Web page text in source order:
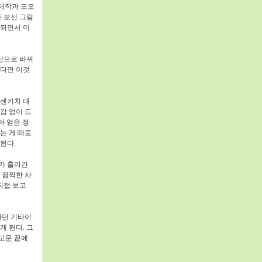
작과 모모
보선 그림
면서 이
으로 바뀌
면 이것
키치 대
없이 드
얻은 정
게 때로
다.
흘러간
찍한 사
접 보고
기타이
된다. 그
문 끝에